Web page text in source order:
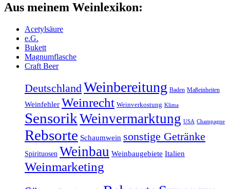
Aus meinem Weinlexikon:
Acetylsäure
e.G.
Bukett
Magnumflasche
Craft Beer
DeutschlandWeinbereitung Baden Maßeinheiten
Weinfehler Weinrecht Weinverkostung Klima
SensorikWeinvermarktung USA Champagne
Rebsorte Schaumwein sonstige Getränke
Spirituosen Weinbau Weinbaugebiete Italien
Weinmarketing